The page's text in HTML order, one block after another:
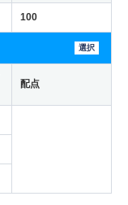
100
選択
配点